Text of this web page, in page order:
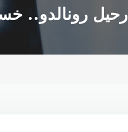
رحيل رونالدو..